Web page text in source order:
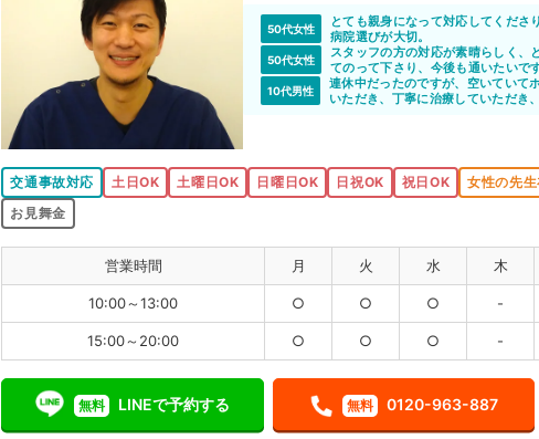
50代女性
とても親身になって対応してくださ
病院選びが大切。
50代女性
スタッフの方の対応が素晴らしく、
てのって下さり、今後も通いたいです
10代男性
連休中だったのですが、空いていて
いただき、丁寧に治療していただき
交通事故対応 土日OK 土曜日OK 日曜日OK 日祝OK 祝日OK 女性の先
お見舞金
営業時間 月 火 水 木
10:00～13:00 ○ ○ ○ -
15:00～20:00 ○ ○ ○ -
無料 LINEで予約する 無料 0120-963-887